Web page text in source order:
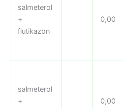
salmeterol
+
flutikazon
0,00
salmeterol
+
0,00